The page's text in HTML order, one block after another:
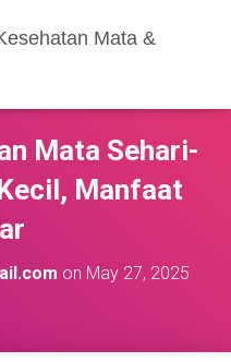
Mata &
Mata Sehari-
Manfaat
on May 27, 2025